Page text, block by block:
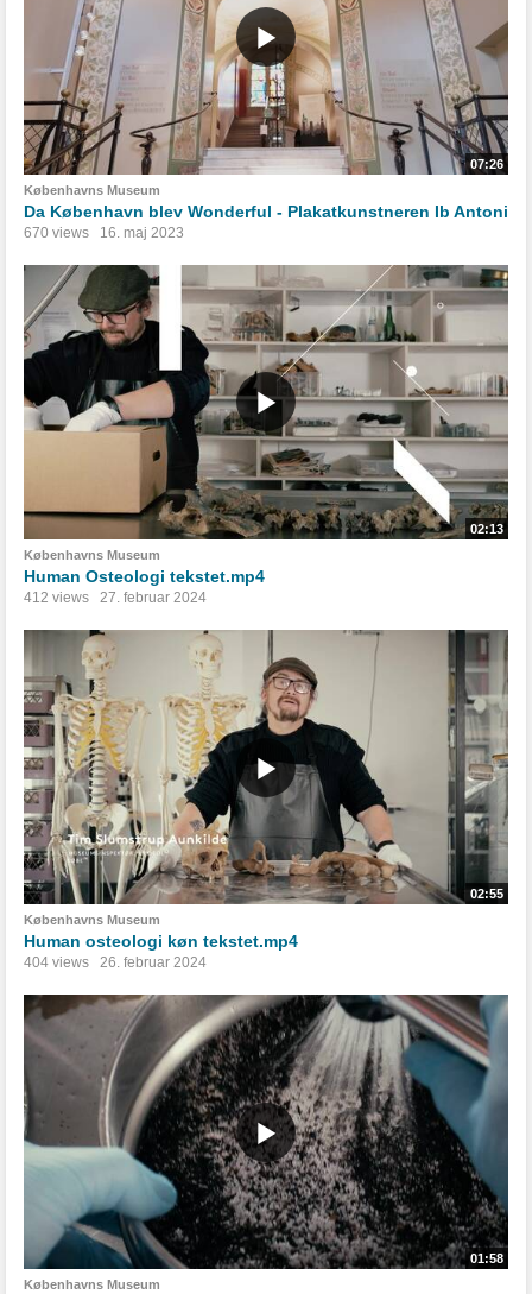
07:26
Københavns Museum
Da København blev Wonderful - Plakatkunstneren Ib Antoni
670 views 16. maj 2023
02:13
Københavns Museum
Human Osteologi tekstet.mp4
412 views 27. februar 2024
02:55
Københavns Museum
Human osteologi køn tekstet.mp4
404 views 26. februar 2024
01:58
Københavns Museum